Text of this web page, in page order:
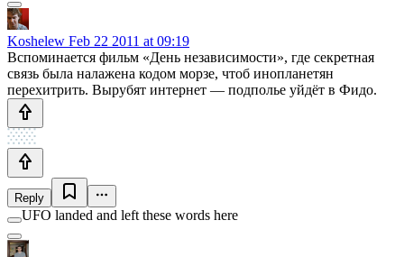
Koshelew Feb 22 2011 at 09:19
Вспоминается фильм «День независимости», где секретная
связь была налажена кодом морзе, чтоб инопланетян
перехитрить. Вырубят интернет — подполье уйдёт в Фидо.
Reply
UFO landed and left these words here